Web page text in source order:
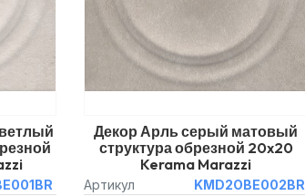
Декор Арль серый матовый
структура обрезной 20x20
Kerama Marazzi
Артикул
KMD2OBE002BR